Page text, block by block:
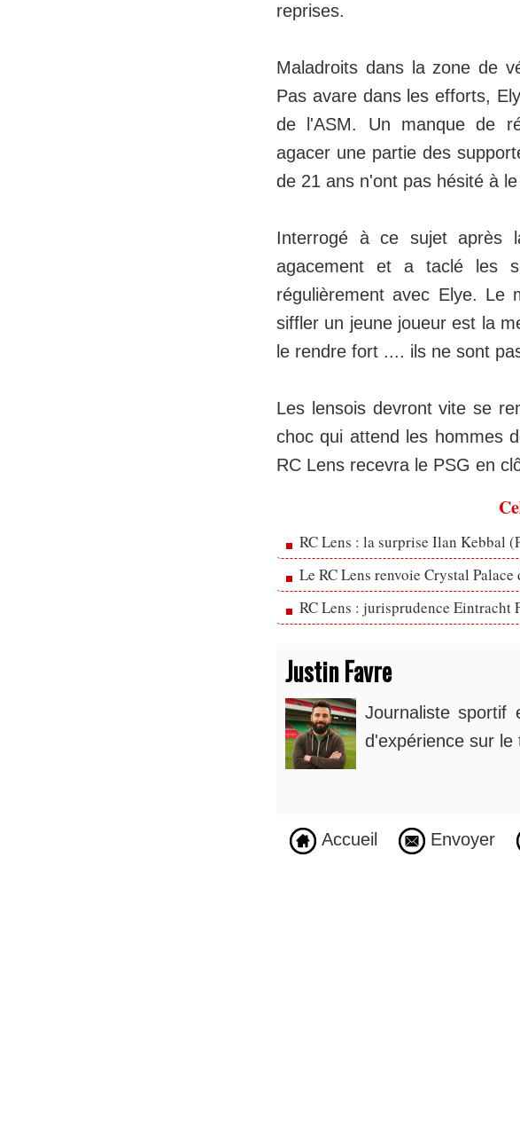
reprises.
Maladroits dans la zone de
Pas avare dans les efforts,
de l'ASM. Un manque de
agacer une partie des
de 21 ans n'ont pas hésité à
Interrogé à ce sujet après
agacement et a taclé les
régulièrement avec Elye. Le
siffler un jeune joueur est la
le rendre fort .... ils ne sont
Les lensois devront vite se
choc qui attend les hommes
RC Lens recevra le PSG en
RC Lens : la surprise Ilan Kebbal
Le RC Lens renvoie Crystal
RC Lens : jurisprudence Eintracht
Justin Favre
Journaliste sportif
d'expérience sur le
Accueil Envoyer